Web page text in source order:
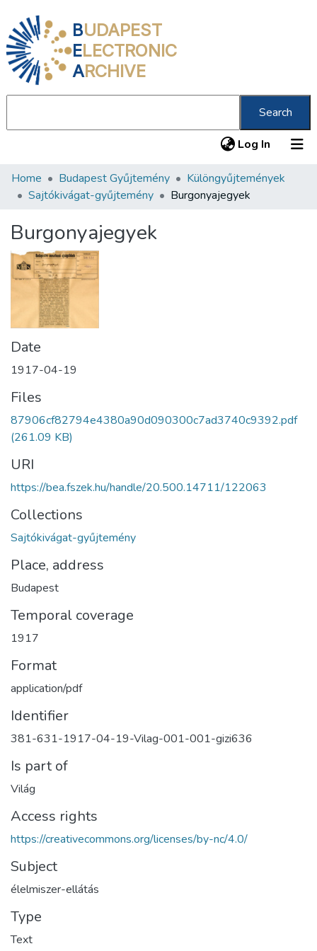
BUDAPEST
ELECTRONIC
ARCHIVE
Search
Log In (current)
Communities & Collections
Statistics
About us
Home Budapest Gyűjtemény
Különgyűjtemények
Sajtókivágat-gyűjtemény
Burgonyajegyek
Burgonyajegyek
Date
1917-04-19
Files
87906cf82794e4380a90d090300c7ad3740c9392.pdf
(261.09 KB)
URI
https://bea.fszek.hu/handle/20.500.14711/122063
Collections
Sajtókivágat-gyűjtemény
Place, address
Budapest
Temporal coverage
1917
Format
application/pdf
Identifier
381-631-1917-04-19-Vilag-001-001-gizi636
Is part of
Világ
Access rights
https://creativecommons.org/licenses/by-nc/4.0/
Subject
élelmiszer-ellátás
Type
Text